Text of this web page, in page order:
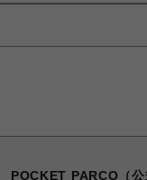
POCKET PARCO（公